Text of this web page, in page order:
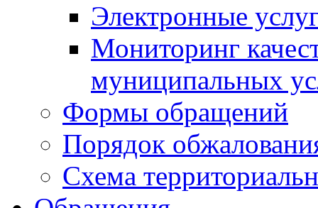
Электронные
Мониторинг
муниципальных
Формы обращений
Порядок
Схема